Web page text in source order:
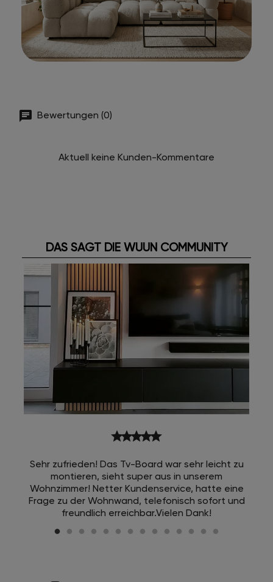
Bewertungen (0)
Aktuell keine Kunden-Kommentare
DAS SAGT DIE WUUN COMMUNITY
starstarstarstarstar
Sehr zufrieden! Das Tv-Board war sehr leicht zu
montieren, sieht super aus in unserem
Wohnzimmer! Netter Kundenservice, hatte eine
Frage zu der Wohnwand, telefonisch sofort und
freundlich erreichbar.Vielen Dank!